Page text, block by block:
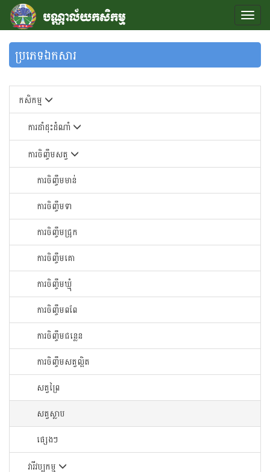
ប្រភេទឯកសារ
កសិកម្ម
ការដាំដុះដំណាំ
ការចិញ្ចឹមសត្វ
ការចិញ្ចឹមមាន់
ការចិញ្ចឹមទា
ការចិញ្ចឹមជ្រូក
ការចិញ្ចឹមគោ
ការចិញ្ចឹមឃ្មុំ
ការចិញ្ចឹមពពែ
ការចិញ្ចឹមជន្លេន
ការចិញ្ចឹមសត្វល្អិត
សត្វព្រៃ
សត្វស្លាប
ផ្សេងៗ
វារីវប្បកម្ម